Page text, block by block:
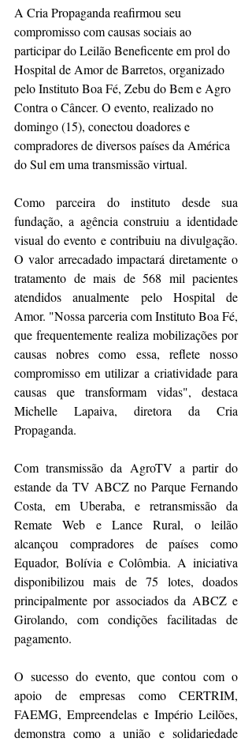
A Cria Propaganda reafirmou seu
compromisso com causas sociais ao
participar do Leilão Beneficente em prol do
Hospital de Amor de Barretos, organizado
pelo Instituto Boa Fé, Zebu do Bem e Agro
Contra o Câncer. O evento, realizado no
domingo (15), conectou doadores e
compradores de diversos países da América
do Sul em uma transmissão virtual.
Como parceira do instituto desde sua
fundação, a agência construiu a identidade
visual do evento e contribuiu na divulgação.
O valor arrecadado impactará diretamente o
tratamento de mais de 568 mil pacientes
atendidos anualmente pelo Hospital de
Amor. "Nossa parceria com Instituto Boa Fé,
que frequentemente realiza mobilizações por
causas nobres como essa, reflete nosso
compromisso em utilizar a criatividade para
causas que transformam vidas", destaca
Michelle Lapaiva, diretora da Cria
Propaganda.
Com transmissão da AgroTV a partir do
estande da TV ABCZ no Parque Fernando
Costa, em Uberaba, e retransmissão da
Remate Web e Lance Rural, o leilão
alcançou compradores de países como
Equador, Bolívia e Colômbia. A iniciativa
disponibilizou mais de 75 lotes, doados
principalmente por associados da ABCZ e
Girolando, com condições facilitadas de
pagamento.
O sucesso do evento, que contou com o
apoio de empresas como CERTRIM,
FAEMG, Empreendelas e Império Leilões,
demonstra como a união e solidariedade